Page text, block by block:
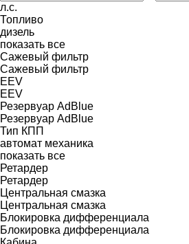
л.с.
Топливо
дизель
показать все
Сажевый фильтр
Сажевый фильтр
EEV
EEV
Резервуар AdBlue
Резервуар AdBlue
Тип КПП
автомат механика
показать все
Ретардер
Ретардер
Центральная смазка
Центральная смазка
Блокировка дифференциала
Блокировка дифференциала